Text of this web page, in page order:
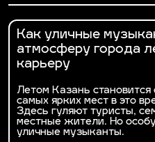
Как уличные
атмосферу города
карьеру
Летом Казань
самых ярких мест в это
Здесь гуляют туристы,
местные жители. Но
уличные музыканты.